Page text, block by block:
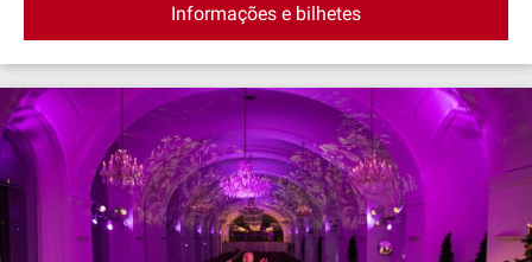
Informações e bilhetes